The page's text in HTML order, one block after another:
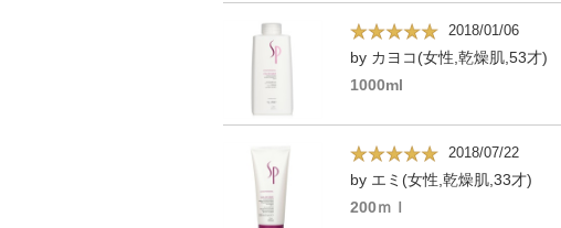
2018/01/06
by カヨコ(女性,乾燥肌,53才)
1000ml
2018/07/22
by エミ(女性,乾燥肌,33才)
200ｍｌ